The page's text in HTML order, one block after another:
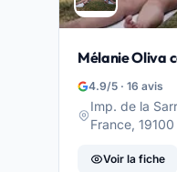
Mélanie Oliva
FITNESS
4.9/5 · 16 avis
Imp. de la
France,
Voir la fiche